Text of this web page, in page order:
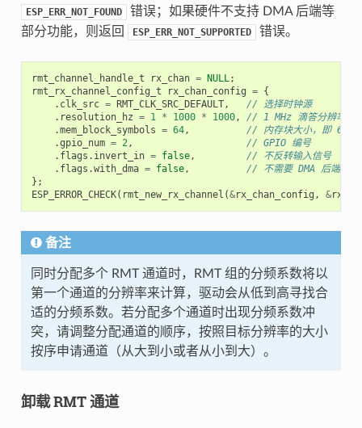
ESP_ERR_NOT_FOUND
错误；如果硬件不支持 DMA 后端等
部分功能，则返回
ESP_ERR_NOT_SUPPORTED 错误。
rmt_channel_handle_t rx_chan = NULL;
rmt_rx_channel_config_t
rx_chan_config = {
. clk_src = RMT_CLK_SRC_DEFAULT,
// 选择时钟源
. resolution_hz = 1 * 1000 * 1000,
// 1 MHz 滴答分辨率
.mem_block_symbols = 64,
// 内存块大小，即 64
.gpio_num = 2,
// GPIO 编号
. flags . invert_in = false,
// 不反转输入信号
. flags .with_dma = false,
// 不需要 DMA 后端
};
ESP_ERROR_CHECK( rmt_new_rx_channel (&rx_chan_config , &
备注
同时分配多个 RMT 通道时，RMT 组的分频系数将以
第一个通道的分辨率来计算，驱动会从低到高寻找合
适的分频系数。若分配多个通道时出现分频系数冲
突，请调整分配通道的顺序，按照目标分辨率的大小
按序申请通道（从大到小或者从小到大）。
卸载 RMT 通道